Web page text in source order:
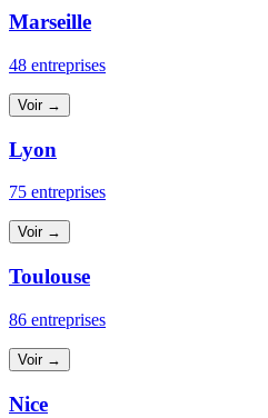
Marseille
48 entreprises
Voir →
Lyon
75 entreprises
Voir →
Toulouse
86 entreprises
Voir →
Nice